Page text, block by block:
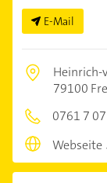
E-Mail
Heinrich-
79100
0761 7
Webseite